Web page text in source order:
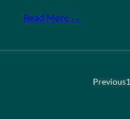
Read More →
Previous1